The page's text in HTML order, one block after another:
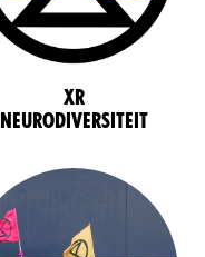
XR
neurodiversiteit